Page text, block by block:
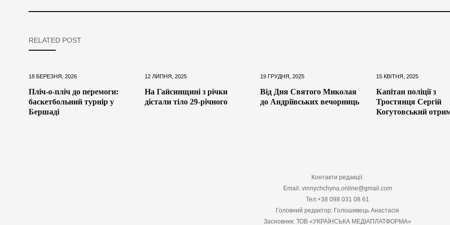
RELATED POST
18 БЕРЕЗНЯ, 2026
Пліч-о-пліч до перемоги:
баскетбольний турнір у
Бершаді
12 ЛИПНЯ, 2025
На Гайсинщині з річки
дістали тіло 29-річного
19 ГРУДНЯ, 2025
Від Дня Святого Миколая
до Андріївських вечорниць
15 КВІТНЯ, 2025
Капітан поліції з
Тростянця Сергій
Когутовський
Контакти редакції:
Email: vinnychchyna.online@gmail.com
Тел:+38 098 031 08 61
Головний редактор: Голошивець Анастасія
Засновник: ТОВ «УКРАЇНСЬКА МЕДІАПЛАТФОРМА»